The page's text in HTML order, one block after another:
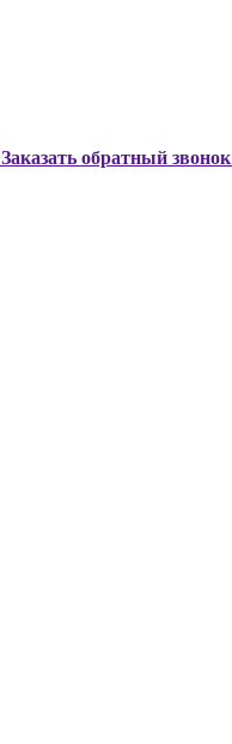
Заказать обратный звонок